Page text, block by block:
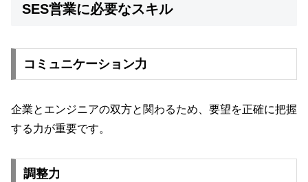
SES営業に必要なスキル
コミュニケーション力
企業とエンジニアの双方と関わるため、要望を正確に把握
する力が重要です。
調整力